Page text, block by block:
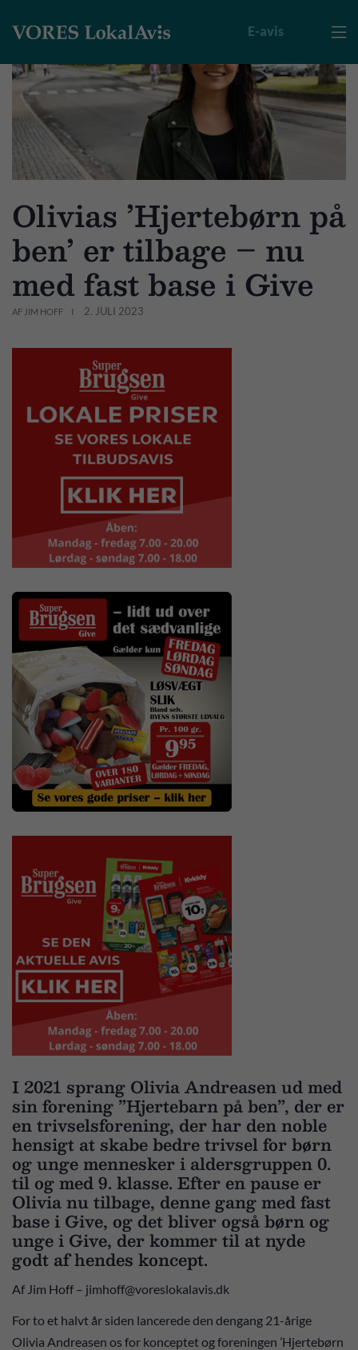

E-avis
Olivias ’Hjertebørn på
ben’ er tilbage – nu
med fast base i Give
AF JIM HOFF 2. JULI 2023
I 2021 sprang Olivia Andreasen ud med
sin forening ”Hjertebarn på ben”, der er
en trivselsforening, der har den noble
hensigt at skabe bedre trivsel for børn
og unge mennesker i aldersgruppen 0.
til og med 9. klasse. Efter en pause er
Olivia nu tilbage, denne gang med fast
base i Give, og det bliver også børn og
unge i Give, der kommer til at nyde
godt af hendes koncept.
Af Jim Hoff – jimhoff@voreslokalavis.dk
For to et halvt år siden lancerede den dengang 21-årige
Olivia Andreasen os for konceptet og foreningen ’Hjertebørn